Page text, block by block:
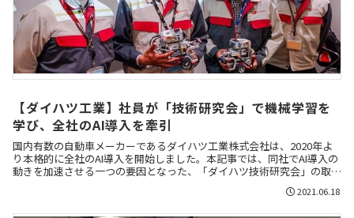
【ダイハツ工業】社員が「技術研究会」で機械学習を
学び、全社のAI導入を牽引
国内有数の自動車メーカーであるダイハツ工業株式会社は、2020年よ
り本格的に全社のAI導入を開始しました。本記事では、同社でAI導入の
動きを加速させる一つの要因となった、「ダイハツ技術研究会」の取り
2021.06.18